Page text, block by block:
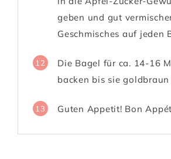
geben und gut
Geschmisches auf jeden
12
Die Bagel für ca. 14-16
backen bis sie goldbraun
13 Guten Appetit! Bon